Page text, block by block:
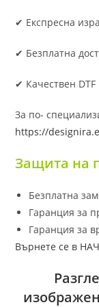
✔ Експресна
✔ Безплатна
✔ Качествен
За по-
https://
Защита на
Безплатна
Гаранция за
Гаранция за
Върнете се в